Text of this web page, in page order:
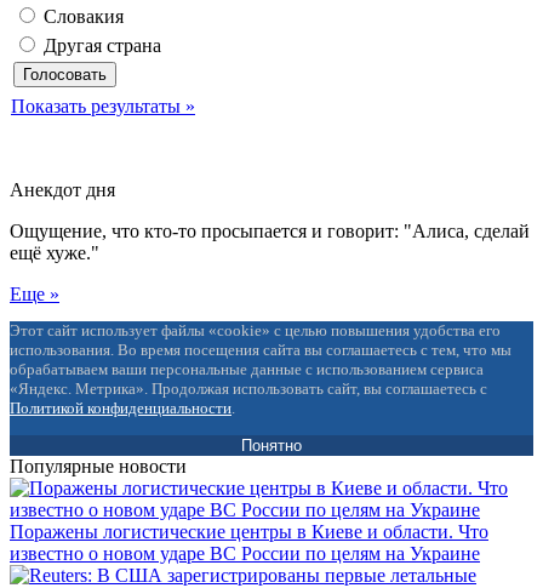
Словакия
Другая страна
Показать результаты »
Анекдот дня
Ощущение, что кто-то просыпается и говорит: "Алиса, сделай
ещё хуже."
Еще »
Этот сайт использует файлы «cookie» с целью повышения удобства его
использования. Во время посещения сайта вы соглашаетесь с тем, что мы
обрабатываем ваши персональные данные с использованием сервиса
«Яндекс. Метрика». Продолжая использовать сайт, вы соглашаетесь с
Политикой конфиденциальности
Понятно
Популярные новости
Поражены логистические центры в Киеве и области. Что
известно о новом ударе ВС России по целям на Украине